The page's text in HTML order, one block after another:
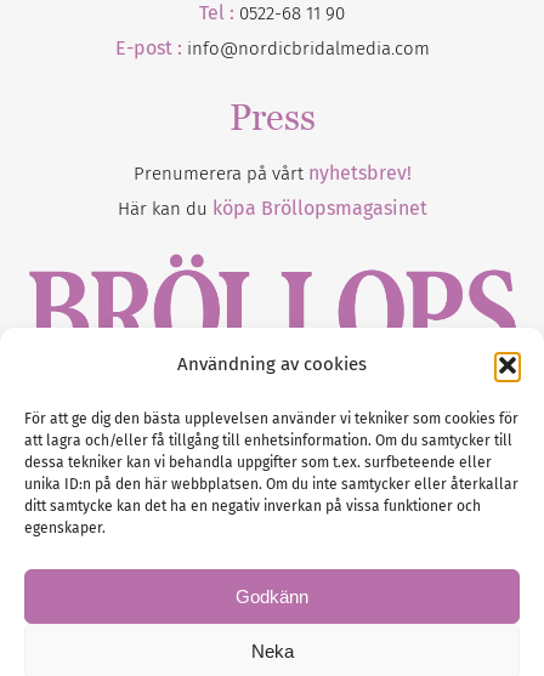
Användning av cookies
För att ge dig den bästa upplevelsen använder vi tekniker som cookies för
att lagra och/eller få tillgång till enhetsinformation. Om du samtycker till
dessa tekniker kan vi behandla uppgifter som t.ex. surfbeteende eller
unika ID:n på den här webbplatsen. Om du inte samtycker eller återkallar
ditt samtycke kan det ha en negativ inverkan på vissa funktioner och
egenskaper.
Godkänn
Neka
Tel : 0522-68 11 90
E-post : info@nordicbridalmedia.com
Press
Prenumerera på vårt nyhetsbrev!
Här kan du köpa Bröllopsmagasinet
Gustaf Mattssons väg 2, 451 50 Uddevalla
Tel :0522-68 11 90
E-post:info@nordicbridalmedia.com